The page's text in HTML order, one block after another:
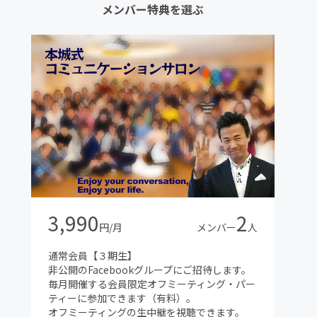
メンバー特典を選ぶ
3,990円/月 メンバー2 人
通常会員【３期生】
非公開のFacebookグループにご招待します。
毎月開催する会員限定オフミーティング・パー
ティーに参加できます（有料）。
オフミーティングの生中継を視聴できます。